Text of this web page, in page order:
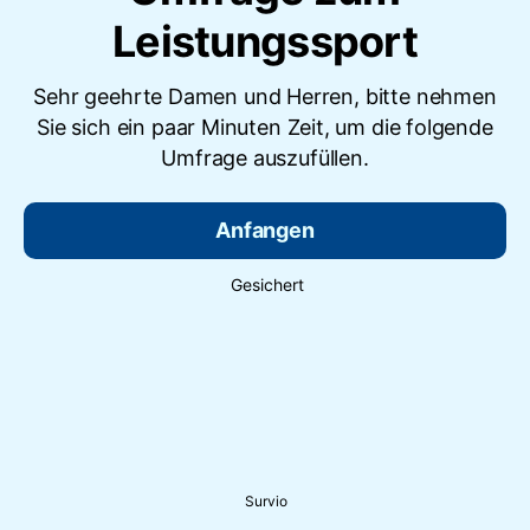
Leistungssport
Sehr geehrte Damen und Herren, bitte nehmen
Sie sich ein paar Minuten Zeit, um die folgende
Umfrage auszufüllen.
Anfangen
Gesichert
Survio